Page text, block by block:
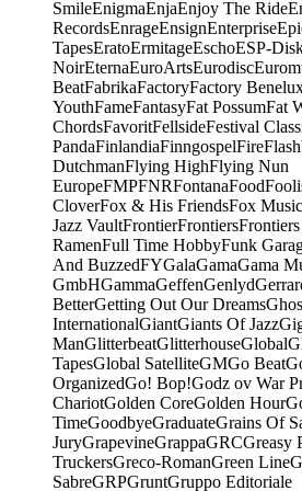
SmileEnigmaEnjaEnjoy The Ride
RecordsEnrageEnsignEnterprise
TapesEratoErmitageEschoESP-
NoirEternaEuroArtsEurodisc
BeatFabrikaFactoryFactory
YouthFameFantasyFat PossumFat
ChordsFavoritFellsideFestival
PandaFinlandiaFinngospelFire
DutchmanFlying HighFlying Nun
EuropeFMPFNRFontanaFood
CloverFox & His FriendsFox Music
Jazz VaultFrontierFrontiers
RamenFull Time HobbyFunk
And BuzzedFYGalaGamaGama
GmbHGammaGeffenGenlyd
BetterGetting Out Our Dreams
InternationalGiantGiants Of Jazz
ManGlitterbeatGlitterhouseGlobal
TapesGlobal SatelliteGMGo Beat
OrganizedGo! Bop!Godz ov War
ChariotGolden CoreGolden Hour
TimeGoodbyeGraduateGrains Of
JuryGrapevineGrappaGRCGreasy
TruckersGreco-RomanGreen Line
SabreGRPGruntGruppo Editoriale